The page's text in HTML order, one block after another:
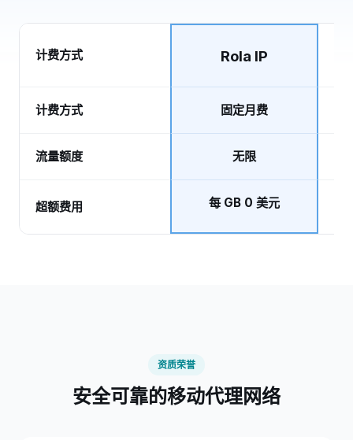
计费方式 Rola IP
计费方式 固定月费
流量额度 无限
超额费用 每 GB 0 美元
资质荣誉
安全可靠的移动代理网络